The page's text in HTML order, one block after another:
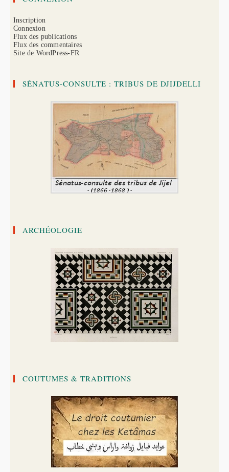
Inscription
Connexion
Flux des publications
Flux des commentaires
Site de WordPress-FR
SÉNATUS-CONSULTE : TRIBUS DE DJIJDELLI
ARCHÉOLOGIE
COUTUMES & TRADITIONS